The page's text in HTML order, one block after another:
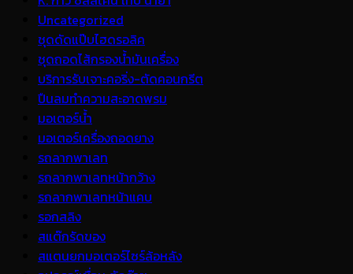
Uncategorized
ชุดดัดแป๊บไฮดรอลิค
ชุดถอดไส้กรองน้ำมันเครื่อง
บริการรับเจาะคอริ่ง-ตัดคอนกรีต
ปืนลมทำความสะอาดพรม
มอเตอร์น้ำ
มอเตอร์เครื่องถอดยาง
รถลากพาเลท
รถลากพาเลทหน้ากว้าง
รถลากพาเลทหน้าแคบ
รอกสลิง
สแต๊กรัดของ
สแตนยกมอเตอร์ไซร์ล้อหลัง